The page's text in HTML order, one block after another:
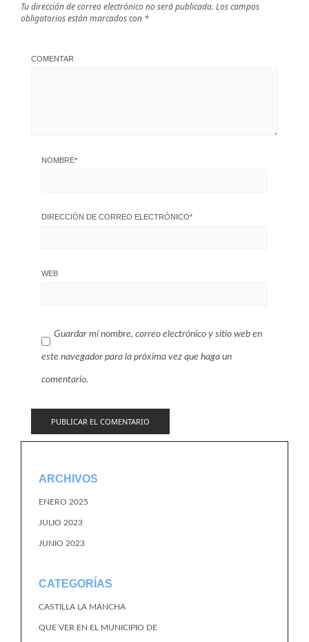
Tu dirección de correo electrónico no será publicada. Los campos
obligatorios están marcados con *
COMENTAR
NOMBRE*
DIRECCIÓN DE CORREO ELECTRÓNICO*
WEB
Guardar mi nombre, correo electrónico y sitio web en
este navegador para la próxima vez que haga un
comentario.
ARCHIVOS
ENERO 2025
JULIO 2023
JUNIO 2023
CATEGORÍAS
CASTILLA LA MANCHA
QUE VER EN EL MUNICIPIO DE